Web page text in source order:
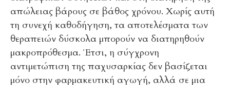
απώλειας βάρους σε βάθος χρόνου. Χωρίς αυτή
τη συνεχή καθοδήγηση, τα αποτελέσματα των
θεραπειών δύσκολα μπορούν να διατηρηθούν
μακροπρόθεσμα. Έτσι, η σύγχρονη
αντιμετώπιση της παχυσαρκίας δεν βασίζεται
μόνο στην φαρμακευτική αγωγή, αλλά σε μια